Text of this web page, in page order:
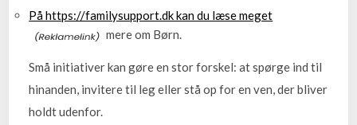
På https://familysupport.dk kan du læse meget
mere om Børn.
Små initiativer kan gøre en stor forskel: at spørge ind til
hinanden, invitere til leg eller stå op for en ven, der bliver
holdt udenfor.